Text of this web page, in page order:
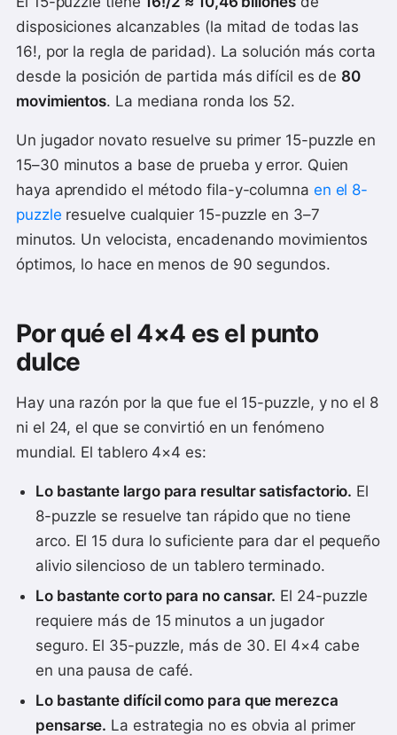
disposiciones alcanzables (la mitad de todas las
16!, por la regla de paridad). La solución más corta
desde la posición de partida más difícil es de 80
movimientos. La mediana ronda los 52.
Un jugador novato resuelve su primer 15-puzzle en
15–30 minutos a base de prueba y error. Quien
haya aprendido el método fila-y-columna en el 8-
puzzle resuelve cualquier 15-puzzle en 3–7
minutos. Un velocista, encadenando movimientos
óptimos, lo hace en menos de 90 segundos.
Por qué el 4×4 es el punto
dulce
Hay una razón por la que fue el 15-puzzle, y no el 8
ni el 24, el que se convirtió en un fenómeno
mundial. El tablero 4×4 es:
Lo bastante largo para resultar satisfactorio. El
8-puzzle se resuelve tan rápido que no tiene
arco. El 15 dura lo suficiente para dar el pequeño
alivio silencioso de un tablero terminado.
Lo bastante corto para no cansar. El 24-puzzle
requiere más de 15 minutos a un jugador
seguro. El 35-puzzle, más de 30. El 4×4 cabe
en una pausa de café.
Lo bastante difícil como para que merezca
pensarse. La estrategia no es obvia al primer